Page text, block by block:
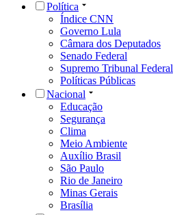
Política
Índice CNN
Governo Lula
Câmara dos Deputados
Senado Federal
Supremo Tribunal Federal
Políticas Públicas
Nacional
Educação
Segurança
Clima
Meio Ambiente
Auxílio Brasil
São Paulo
Rio de Janeiro
Minas Gerais
Brasília